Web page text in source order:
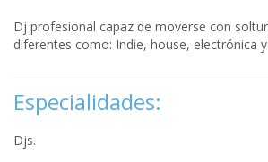
Dj profesional capaz de moverse con
diferentes como: Indie, house, electrónica
Especialidades:
Djs.